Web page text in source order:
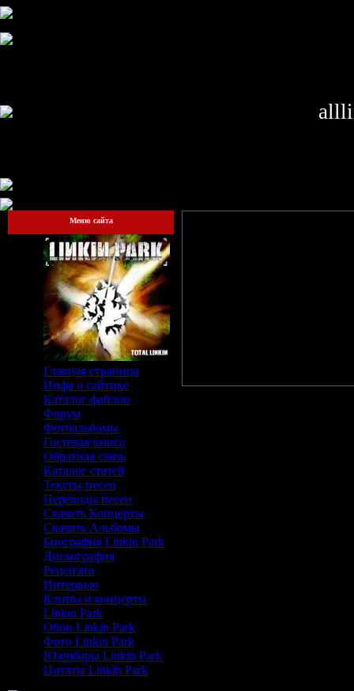
Меню сайта
Главная страница
Инфа о сайтике
Каталог файлов
Форум
Фотоальбомы
Гостевая книга
Обратная связь
Каталог статей
Тексты песен
Переводы песен
Скачать Концерты
Скачать Альбомы
Биография Linkin Park
Дискография
Рецензии
Интервью
Клипы и концерты
Linkin Park
Обои Linkin Park
Фото Linkin Park
Юзербары Linkin Park
Цитаты Linkin Park